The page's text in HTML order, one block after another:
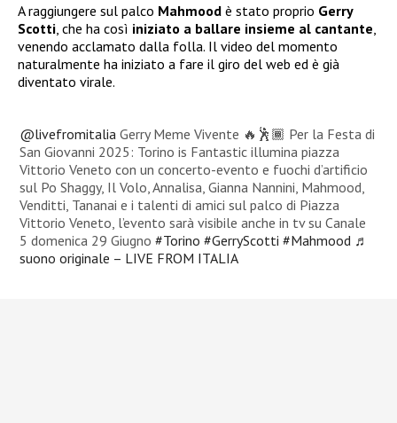
A raggiungere sul palco Mahmood è stato proprio Gerry
Scotti , che ha così iniziato a ballare insieme al cantante
venendo acclamato dalla folla. Il video del momento
naturalmente ha iniziato a fare il giro del web ed è già
diventato virale.
@livefromitalia Gerry Meme Vivente 🔥🕺🏾 Per la Festa di
San Giovanni 2025: Torino is Fantastic illumina piazza
Vittorio Veneto con un concerto-evento e fuochi d’artificio
sul Po Shaggy, Il Volo, Annalisa, Gianna Nannini, Mahmood,
Venditti, Tananai e i talenti di amici sul palco di Piazza
Vittorio Veneto, l’evento sarà visibile anche in tv su Canale
5 domenica 29 Giugno#Torino #GerryScotti #Mahmood ♬
suono originale – LIVE FROM ITALIA